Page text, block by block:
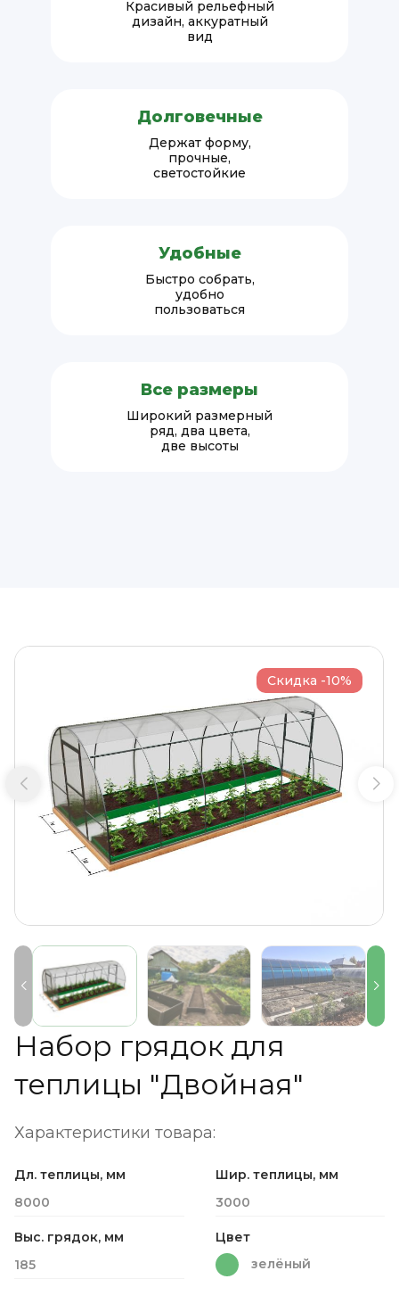
Красивый рельефный
дизайн, аккуратный
вид
Долговечные
Держат форму,
прочные,
светостойкие
Удобные
Быстро собрать,
удобно
пользоваться
Все размеры
Широкий размерный
ряд, два цвета,
две высоты
Скидка -10%
Набор грядок для
теплицы "Двойная"
Характеристики товара:
Дл. теплицы, мм
8000
Шир. теплицы, мм
3000
Выс. грядок, мм
185
Цвет
зелёный